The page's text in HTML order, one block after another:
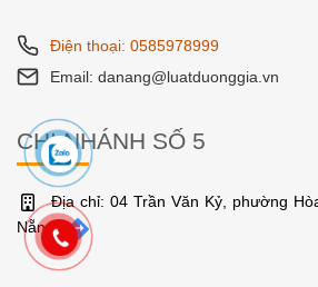
Điện thoại: 0585978999
Email: danang@luatduonggia.vn
CHI NHÁNH SỐ 5
Địa chỉ: 04 Trần Văn Kỷ, phường
Nẵng.